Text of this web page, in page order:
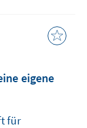
eigene
für